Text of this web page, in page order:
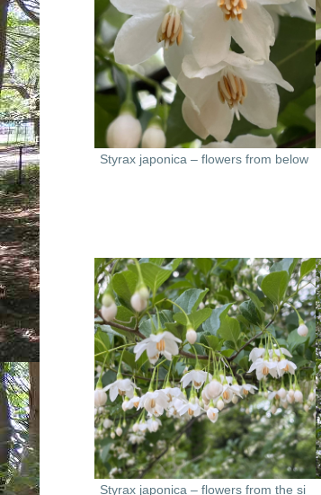
Styrax japonica – flowers from below
Styrax japonica – flowers from the si